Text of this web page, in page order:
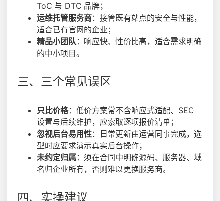
ToC 与 DTC 品牌；
运维托管服务商：接管既有站点的安全与性能，
适合已有官网的企业；
精品小团队：响应快、性价比高，适合需求明确
的中小项目。
三、三个常见误区
只比价格：低价方案常不含响应式适配、SEO
设置与后续维护，应索取逐项报价清单；
忽视后台易用性：日常更新由运营同事完成，选
型时应要求演示真实后台操作；
未约定归属 ：须在合同中明确源码、服务器、域
名归企业所有，否则难以更换服务商。
四、实操建议